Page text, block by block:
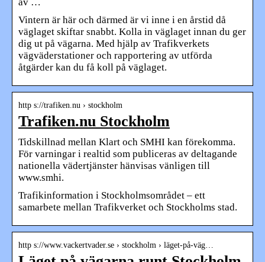
Vintern är här och därmed är vi inne i en årstid då
väglaget skiftar snabbt. Kolla in väglaget innan du ger
dig ut på vägarna. Med hjälp av Trafikverkets
vägväderstationer och rapportering av utförda
åtgärder kan du få koll på väglaget.
http s://trafiken.nu › stockholm
Trafiken.nu Stockholm
Tidskillnad mellan Klart och SMHI kan förekomma.
För varningar i realtid som publiceras av deltagande
nationella vädertjänster hänvisas vänligen till
www.smhi.
Trafikinformation i Stockholmsområdet – ett
samarbete mellan Trafikverket och Stockholms stad.
http s://www.vackertvader.se › stockholm › läget-på-väg…